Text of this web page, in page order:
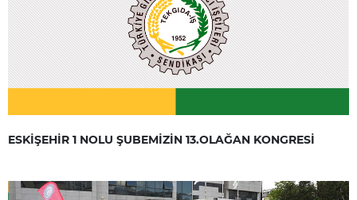
ESKİŞEHİR 1 NOLU ŞUBEMİZİN 13.OLAĞAN KONGRESİ